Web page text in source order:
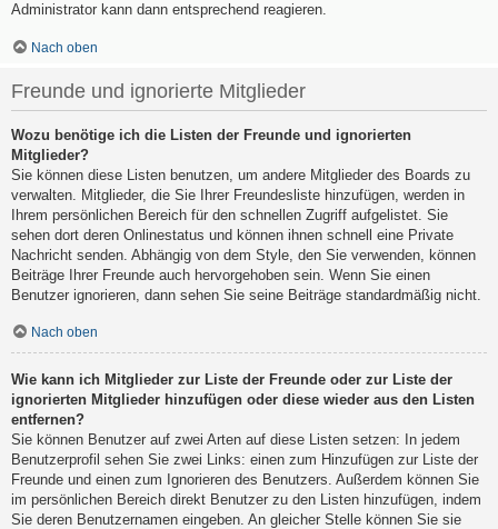
Administrator kann dann entsprechend reagieren.
Nach oben
Freunde und ignorierte Mitglieder
Wozu benötige ich die Listen der Freunde und ignorierten
Mitglieder?
Sie können diese Listen benutzen, um andere Mitglieder des Boards zu
verwalten. Mitglieder, die Sie Ihrer Freundesliste hinzufügen, werden in
Ihrem persönlichen Bereich für den schnellen Zugriff aufgelistet. Sie
sehen dort deren Onlinestatus und können ihnen schnell eine Private
Nachricht senden. Abhängig von dem Style, den Sie verwenden, können
Beiträge Ihrer Freunde auch hervorgehoben sein. Wenn Sie einen
Benutzer ignorieren, dann sehen Sie seine Beiträge standardmäßig nicht.
Nach oben
Wie kann ich Mitglieder zur Liste der Freunde oder zur Liste der
ignorierten Mitglieder hinzufügen oder diese wieder aus den Listen
entfernen?
Sie können Benutzer auf zwei Arten auf diese Listen setzen: In jedem
Benutzerprofil sehen Sie zwei Links: einen zum Hinzufügen zur Liste der
Freunde und einen zum Ignorieren des Benutzers. Außerdem können Sie
im persönlichen Bereich direkt Benutzer zu den Listen hinzufügen, indem
Sie deren Benutzernamen eingeben. An gleicher Stelle können Sie sie